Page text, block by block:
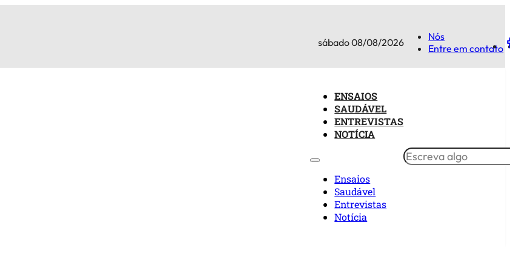
sábado 08/08/2026
Nós
Entre em contato
ENSAIOS
SAUDÁVEL
ENTREVISTAS
NOTÍCIA
Ensaios
Saudável
Entrevistas
Notícia